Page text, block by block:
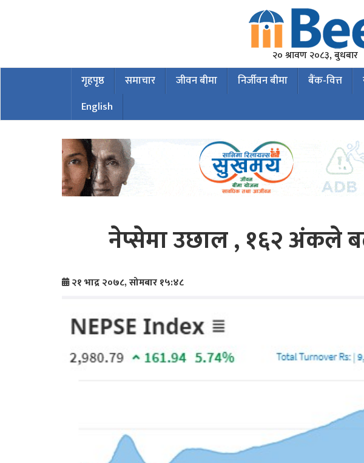
२० श्रावण २०८३, बुधबार
गृहपृष्ठ समाचार जीवन बीमा निर्जीवन बीमा बैंक-वित्त
English
नेप्सेमा उछाल , १६२ अंकले
२१ भाद्र २०७८, सोमबार १५:४८